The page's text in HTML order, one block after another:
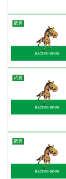
武豊
武豊
武豊